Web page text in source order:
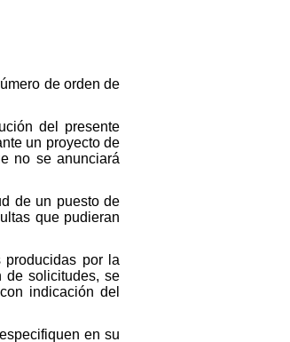
de orden de
del presente
un proyecto de
no se anunciará
de un puesto de
que pudieran
por la
de solicitudes, se
indicación del
en su